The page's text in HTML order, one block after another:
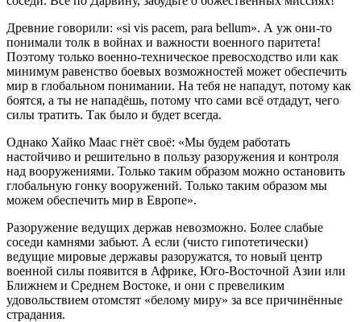
Древние говорили: «si vis pacem, para bellum». А уж они-то
понимали толк в войнах и важности военного паритета!
Поэтому только военно-техническое превосходство или как
минимум равенство боевых возможностей может обеспечить
мир в глобальном понимании. На тебя не нападут, потому как
боятся, а ты не нападёшь, потому что сами всё отдадут, чего
силы тратить. Так было и будет всегда.
Однако Хайко Маас гнёт своё: «Мы будем работать
настойчиво и решительно в пользу разоружения и контроля
над вооружениями. Только таким образом можно остановить
глобальную гонку вооружений. Только таким образом мы
можем обеспечить мир в Европе».
Разоружение ведущих держав невозможно. Более слабые
соседи камнями забьют. А если (чисто гипотетически)
ведущие мировые державы разоружатся, то новый центр
военной силы появится в Африке, Юго-Восточной Азии или
Ближнем и Среднем Востоке, и они с превеликим
удовольствием отомстят «белому миру» за все причинённые
страдания.